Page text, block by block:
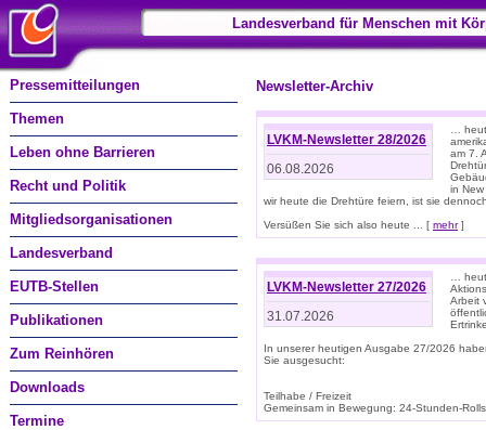
Landesverband für Menschen mit
Pressemitteilungen
Themen
Leben ohne Barrieren
Recht und Politik
Mitgliedsorganisationen
Landesverband
EUTB-Stellen
Publikationen
Zum Reinhören
Downloads
Termine
Newsletter-Archiv
LVKM-Newsletter 28/2026
06.08.2026
…
am 7.
in
wir heute die Drehtüre feiern, ist sie
Versüßen Sie sich also heute ... [ mehr]
LVKM-Newsletter 27/2026
31.07.2026
…
Arbeit
In unserer heutigen Ausgabe 27/2026
Sie ausgesucht:
Teilhabe / Freizeit
Gemeinsam in Bewegung: 24-Stunden-